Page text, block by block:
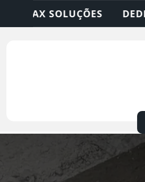
• DESENTUPIDORA •